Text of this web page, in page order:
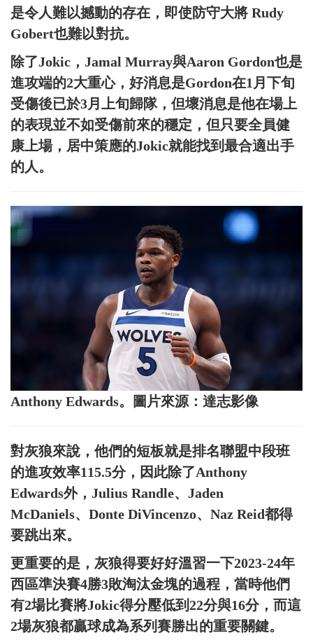
是令人難以撼動的存在，即使防守大將 Rudy
Gobert也難以對抗。
除了Jokic，Jamal Murray與Aaron Gordon也是
進攻端的2大重心，好消息是Gordon在1月下旬
受傷後已於3月上旬歸隊，但壞消息是他在場上
的表現並不如受傷前來的穩定，但只要全員健
康上場，居中策應的Jokic就能找到最合適出手
的人。
Anthony Edwards。圖片來源：達志影像
對灰狼來說，他們的短板就是排名聯盟中段班
的進攻效率115.5分，因此除了Anthony
Edwards外，Julius Randle、Jaden
McDaniels、Donte DiVincenzo、Naz Reid都得
要跳出來。
更重要的是，灰狼得要好好溫習一下2023-24年
西區準決賽4勝3敗淘汰金塊的過程，當時他們
有2場比賽將Jokic得分壓低到22分與16分，而這
2場灰狼都贏球成為系列賽勝出的重要關鍵。